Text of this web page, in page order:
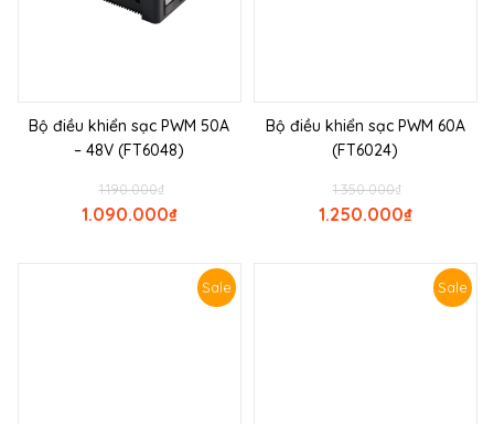
Bộ điều khiển sạc PWM 50A
– 48V (FT6048)
₫
1.190.000
₫
1.090.000
Bộ điều khiển sạc PWM 60A
(FT6024)
₫
1.350.000
₫
1.250.000
Sale Sale